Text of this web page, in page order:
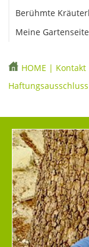
Berühmte
Meine
HOME | Kontakt
Haftungsausschluss